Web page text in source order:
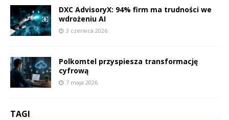
DXC AdvisoryX: 94% firm ma trudności we
wdrożeniu AI
3 czerwca 2026
Polkomtel przyspiesza transformację
cyfrową
7 maja 2026
TAGI